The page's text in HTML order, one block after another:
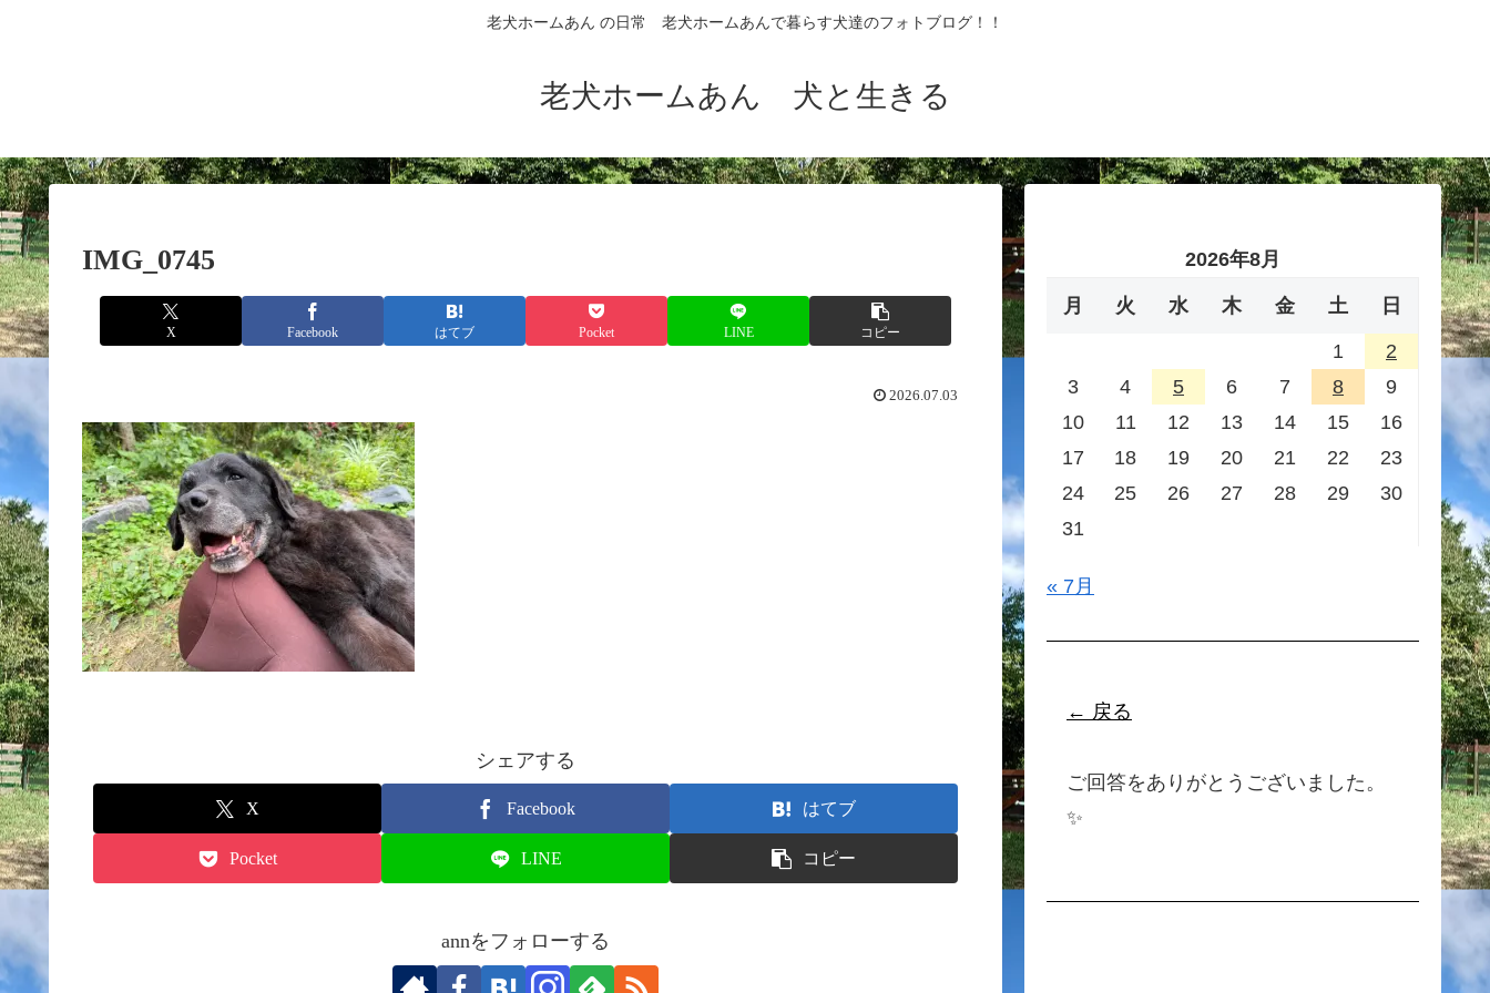
老犬ホームあん の日常 老犬ホームあんで暮らす犬達のフォトブログ！！
老犬ホームあん 犬と生きる
IMG_0745
X Facebook はてブ Pocket LINE コピー
2026.07.03
シェアする
X Facebook はてブ
Pocket LINE コピー
annをフォローする
2026年8月
月 火 水 木 金 土 日
1
2
3
4 5 6 7 8
9
10
11 12 13 14 15
16
17
18 19 20 21 22
23
24
25 26 27 28 29
30
31
« 7月
← 戻る
ご回答をありがとうございました。
✨